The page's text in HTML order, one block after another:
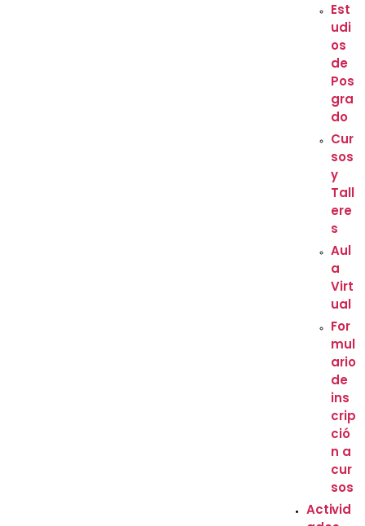
Est
udi
os
de
Pos
gra
do
Cur
sos
y
Tall
ere
s
Aul
a
Virt
ual
For
mul
ario
de
ins
crip
ció
n a
cur
sos
Activid